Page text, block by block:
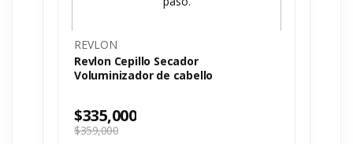
REVLON
Revlon Cepillo Secador
Voluminizador de cabello
$359,000
$335,000